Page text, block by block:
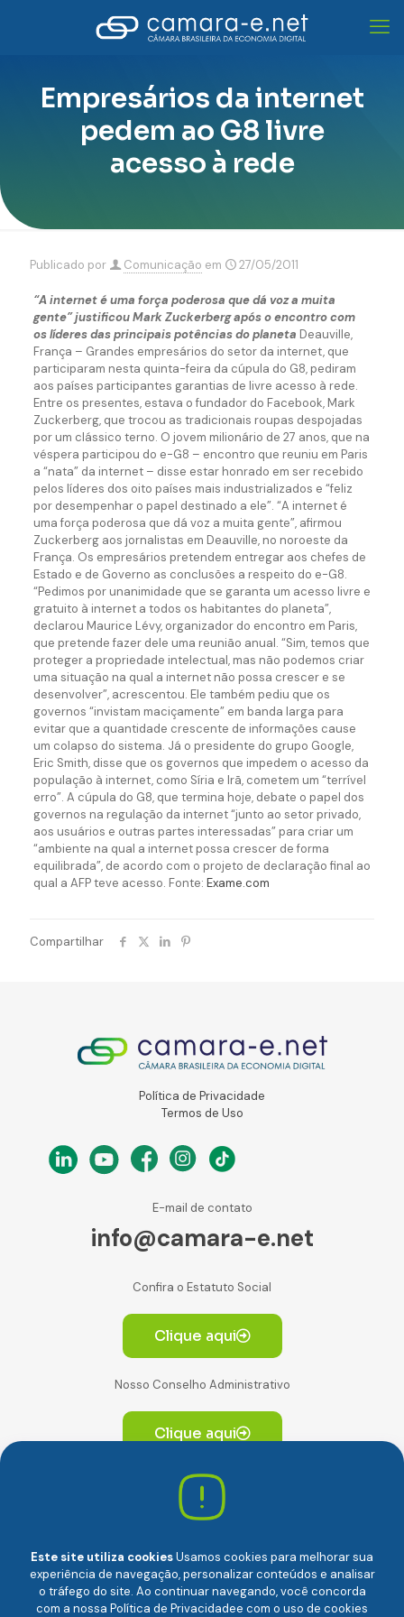
Empresários da internet
pedem ao G8 livre
acesso à rede
Publicado por Comunicação em 27/05/2011
“A internet é uma força poderosa que dá voz a muita
gente” justificou Mark Zuckerberg após o encontro com
os líderes das principais potências do planeta Deauville,
França – Grandes empresários do setor da internet, que
participaram nesta quinta-feira da cúpula do G8, pediram
aos países participantes garantias de livre acesso à rede.
Entre os presentes, estava o fundador do Facebook, Mark
Zuckerberg, que trocou as tradicionais roupas despojadas
por um clássico terno. O jovem milionário de 27 anos, que na
véspera participou do e-G8 – encontro que reuniu em Paris
a “nata” da internet – disse estar honrado em ser recebido
pelos líderes dos oito países mais industrializados e “feliz
por desempenhar o papel destinado a ele”. “A internet é
uma força poderosa que dá voz a muita gente”, afirmou
Zuckerberg aos jornalistas em Deauville, no noroeste da
França. Os empresários pretendem entregar aos chefes de
Estado e de Governo as conclusões a respeito do e-G8.
“Pedimos por unanimidade que se garanta um acesso livre e
gratuito à internet a todos os habitantes do planeta”,
declarou Maurice Lévy, organizador do encontro em Paris,
que pretende fazer dele uma reunião anual. “Sim, temos que
proteger a propriedade intelectual, mas não podemos criar
uma situação na qual a internet não possa crescer e se
desenvolver”, acrescentou. Ele também pediu que os
governos “invistam maciçamente” em banda larga para
evitar que a quantidade crescente de informações cause
um colapso do sistema. Já o presidente do grupo Google,
Eric Smith, disse que os governos que impedem o acesso da
população à internet, como Síria e Irã, cometem um “terrível
erro”. A cúpula do G8, que termina hoje, debate o papel dos
governos na regulação da internet “junto ao setor privado,
aos usuários e outras partes interessadas” para criar um
“ambiente na qual a internet possa crescer de forma
equilibrada”, de acordo com o projeto de declaração final ao
qual a AFP teve acesso. Fonte: Exame.com
Compartilhar
Política de Privacidade
Termos de Uso
E-mail de contato
info@camara-e.net
Confira o Estatuto Social
Clique aqui
Nosso Conselho Administrativo
Clique aqui
Av. Paulista, 2064. Conjunto 14, (Edifício Paulista) -
CEP 01310-928 Consolação – São Paulo/SP
Este site utiliza cookiesUsamos cookies para melhorar sua
experiência de navegação, personalizar conteúdos e analisar
o tráfego do site. Ao continuar navegando, você concorda
com a nossa Política de Privacidadee com o uso de cookies